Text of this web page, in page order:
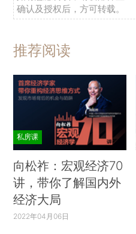
确认及授权后，方可转载。
推荐阅读
私房课
向松祚：宏观经济70
讲，带你了解国内外
经济大局
2022年04月06日